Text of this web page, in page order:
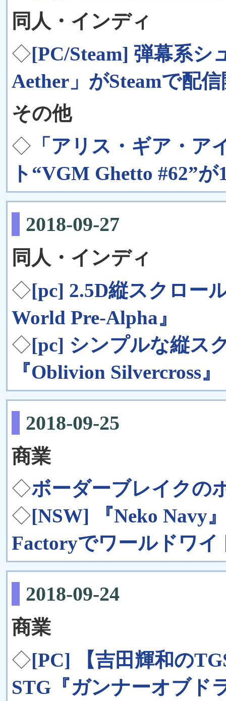
同人・インディ
◇[PC/Steam] 弾幕系シ
Aether」がSteamで配
その他
◇ 「アリス・ギア・ア
ト“VGM Ghetto #62”
2018-09-27
同人・インディ
◇[pc] 2.5D縦スクロー
World Pre-Alpha』
◇[pc] シンプルな縦ス
『Oblivion Silvercross』
2018-09-25
商業
◇ボーダーブレイク
◇[NSW] 『Neko Navy
Factoryでワールドワ
2018-09-24
商業
◇[PC] 【吉田輝和の
STG『ガンナーオブド